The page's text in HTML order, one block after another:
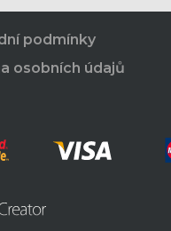
podmínky
osobních údajů